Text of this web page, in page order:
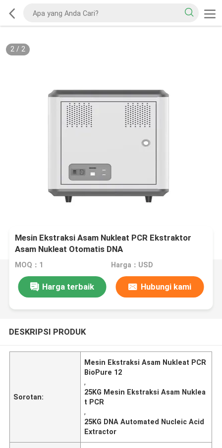
2/ 2
Mesin Ekstraksi Asam Nukleat PCR Ekstraktor
Asam Nukleat Otomatis DNA
MOQ：1 Harga：USD
Harga terbaik Hubungi kami
DESKRIPSI PRODUK
Sorotan:
Mesin Ekstraksi Asam Nukleat PCR
BioPure 12
,
25KG Mesin Ekstraksi Asam Nuklea
t PCR
,
25KG DNA Automated Nucleic Acid
Extractor